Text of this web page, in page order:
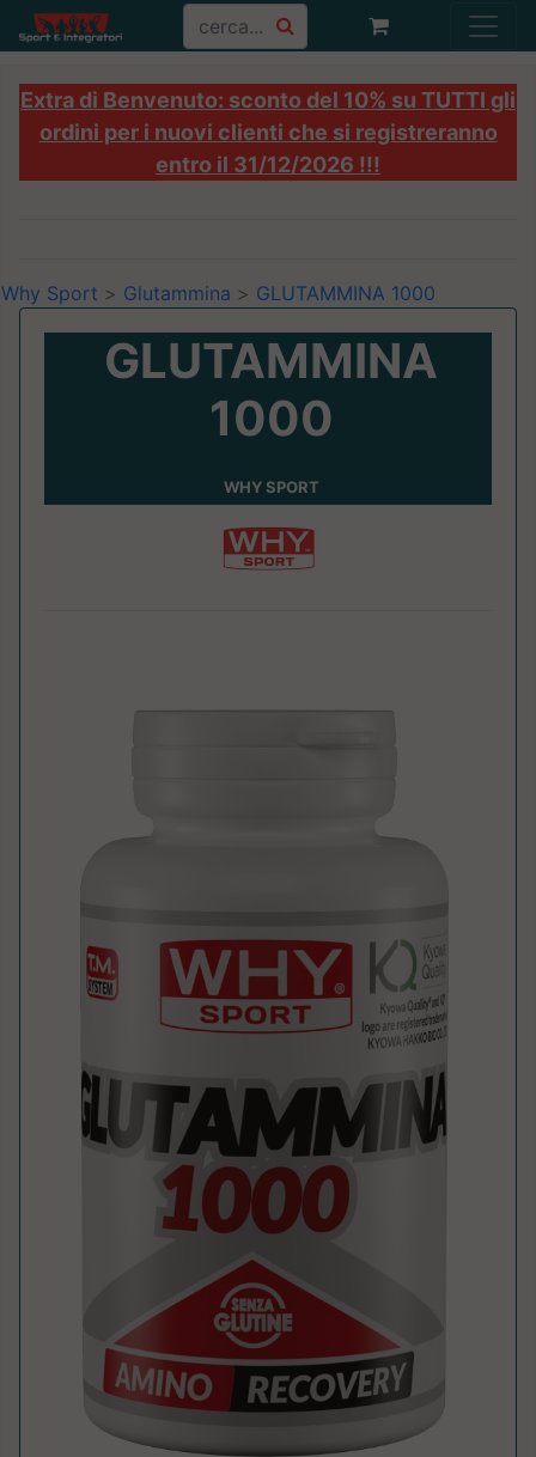
Extra di Benvenuto: sconto del 10% su TUTTI gli
ordini per i nuovi clienti che si registreranno
entro il 31/12/2026 !!!
Why Sport > Glutammina > GLUTAMMINA 1000
GLUTAMMINA
1000
WHY SPORT